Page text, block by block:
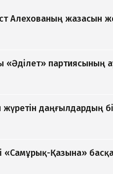
Алехованың жазасын
партиясының
даңғылдардың
«Самұрық-Қазына»